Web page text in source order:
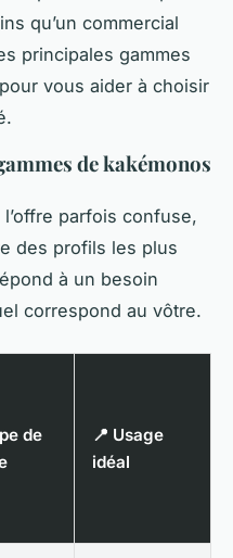
qu’un commercial
principales gammes
vous aider à choisir
de kakémonos
parfois confuse,
des profils les plus
à un besoin
correspond au vôtre.
de
📍 Usage
idéal